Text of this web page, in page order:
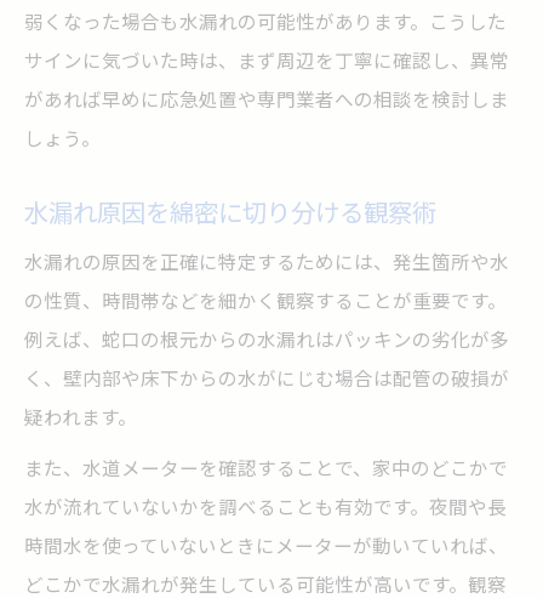
弱くなった場合も水漏れの可能性があります。こうした
サインに気づいた時は、まず周辺を丁寧に確認し、異常
があれば早めに応急処置や専門業者への相談を検討しま
しょう。
水漏れ原因を綿密に切り分ける観察術
水漏れの原因を正確に特定するためには、発生箇所や水
の性質、時間帯などを細かく観察することが重要です。
例えば、蛇口の根元からの水漏れはパッキンの劣化が多
く、壁内部や床下からの水がにじむ場合は配管の破損が
疑われます。
また、水道メーターを確認することで、家中のどこかで
水が流れていないかを調べることも有効です。夜間や長
時間水を使っていないときにメーターが動いていれば、
どこかで水漏れが発生している可能性が高いです。観察